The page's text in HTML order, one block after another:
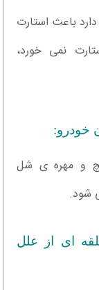
باعث استارت
نمی خورد،
خودرو:
و مهره ی شل
شود.
ای از علل